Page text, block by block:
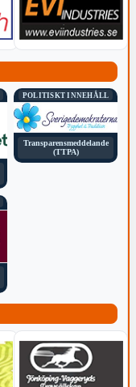
POLITISKT INNEHÅLL
Transparensmeddelande
(TTPA)